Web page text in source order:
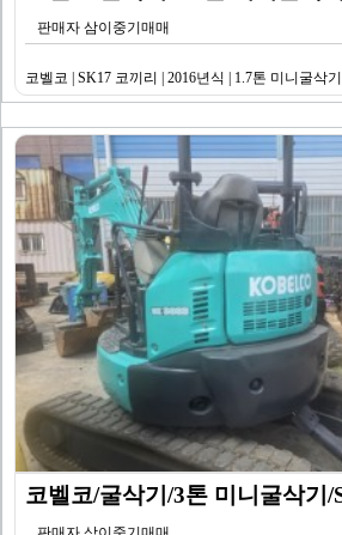
판매자 삼이중기매매
코벨코 | SK17 코끼리 | 2016년식 | 1.7톤 미니굴삭기